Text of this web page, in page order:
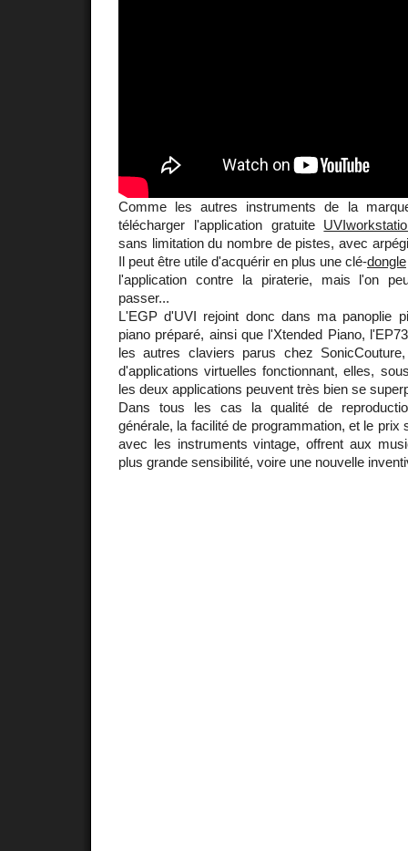
Comme les autres instruments de la
télécharger l'application gratuite
sans limitation du nombre de pistes, avec
Il peut être utile d'acquérir en plus une clé-dongle
l'application contre la piraterie, mais l'on
passer...
L'EGP d'UVI rejoint donc dans ma panoplie
piano préparé, ainsi que l'Xtended Piano,
les autres claviers parus chez
d'applications virtuelles fonctionnant, elles,
les deux applications peuvent très bien se
Dans tous les cas la qualité de
générale, la facilité de programmation, et le
avec les instruments vintage, offrent aux
plus grande sensibilité, voire une nouvelle